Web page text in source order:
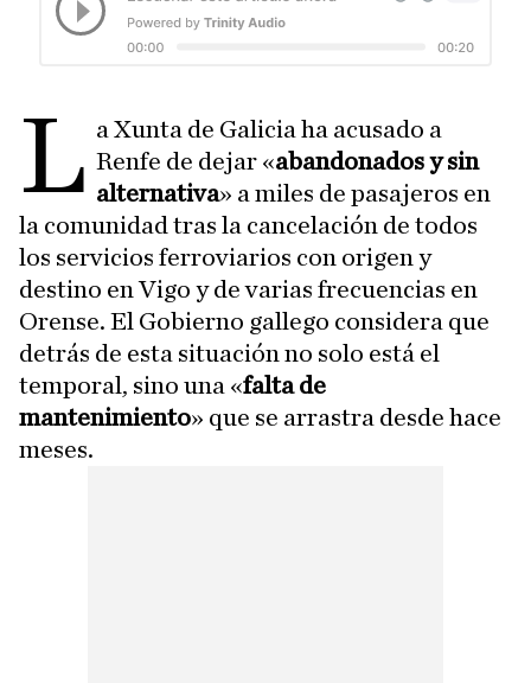
L a Xunta de Galicia ha acusado a
Renfe de dejar «abandonados y sin
alternativa» a miles de pasajeros en
la comunidad tras la cancelación de todos
los servicios ferroviarios con origen y
destino en Vigo y de varias frecuencias en
Orense. El Gobierno gallego considera que
detrás de esta situación no solo está el
temporal, sino una «falta de
mantenimiento» que se arrastra desde hace
meses.